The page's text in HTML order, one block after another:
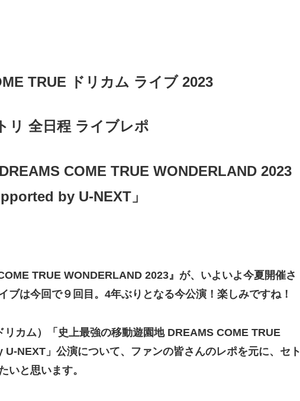
TRUE ドリカム ライブ 2023
リ 全日程 ライブレポ
COME TRUE WONDERLAND 2023
by U-NEXT」
TRUE WONDERLAND 2023』が、いよいよ今夏開催さ
ブは今回で９回目。4年ぶりとなる今公演！楽しみですね！
カム）「史上最強の移動遊園地 DREAMS COME TRUE
NEXT」公演について、ファンの皆さんのレポを元に、セト
いと思います。